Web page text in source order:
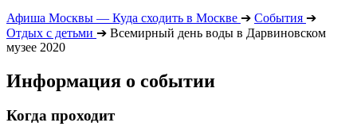
Афиша Москвы — Куда сходить в Москве ➔ События ➔
Отдых с детьми ➔ Всемирный день воды в Дарвиновском
музее 2020
Информация о событии
Когда проходит